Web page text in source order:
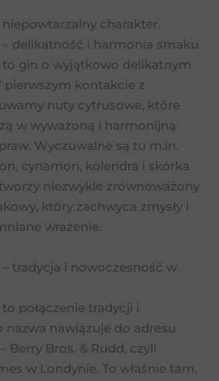
charakter.
– delikatność i harmonia smaku
to gin o wyjątkowo delikatnym
pierwszym kontakcie z
nuty cytrusowe, które
w wyważoną i harmonijną
Wyczuwalne są tu m.in.
cynamon, kolendra i skórka
niezwykle zrównoważony
który zachwyca zmysły i
wrażenie.
tradycja i nowoczesność w
połączenie tradycji i
nazwa nawiązuje do adresu
Berry Bros. & Rudd, czyli
w Londynie. To właśnie tam,